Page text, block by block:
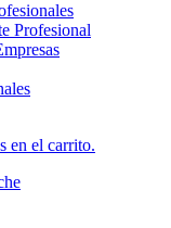
Profesional
en el carrito.